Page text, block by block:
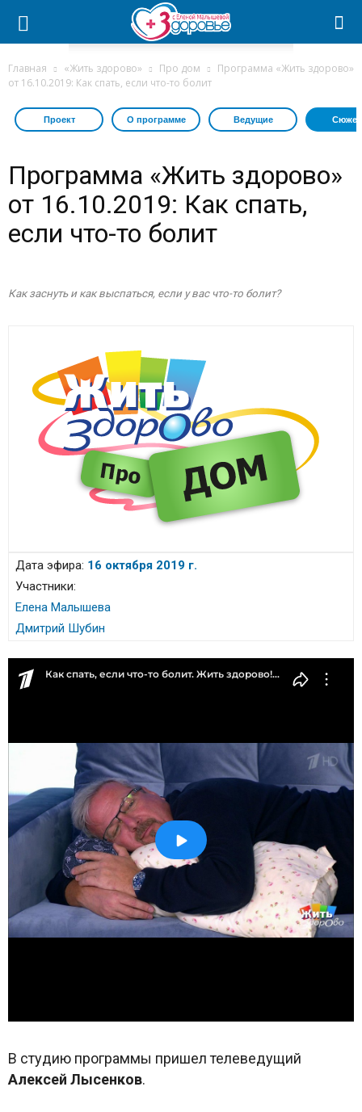
Главная «Жить здорово» Про дом
Программа «Жить здорово»
от 16.10.2019: Как спать, если что-то болит
Проект О программе Ведущие
Программа «Жить здорово»
от 16.10.2019: Как спать,
если что-то болит
Как заснуть и как выспаться, если у вас что-то болит?
Дата эфира: 16 октября 2019 г.
Участники:
Елена Малышева
Дмитрий Шубин
В студию программы пришел телеведущий
Алексей Лысенков.